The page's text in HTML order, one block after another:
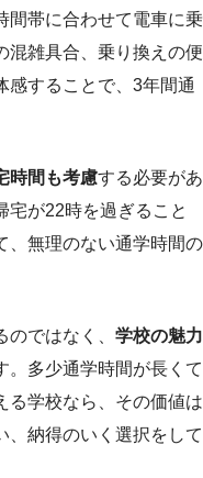
間帯に合わせて電車に乗
混雑具合、乗り換えの便
感することで、3年間通
時間も考慮する必要があ
宅が22時を過ぎること
、無理のない通学時間の
ではなく、 学校の魅力
。多少通学時間が長くて
る学校なら、その価値は
、納得のいく選択をして